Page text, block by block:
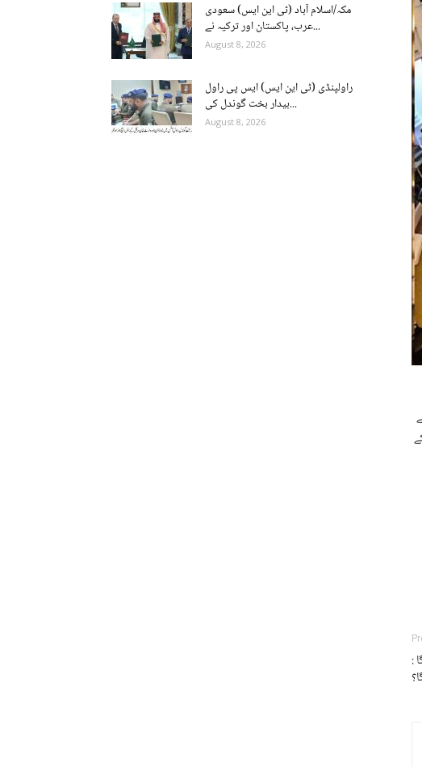
:
مکہ/اسلام آباد (ٹی این ایس) سعودی
عرب، پاکستان اور ترکیہ نے...
August 8, 2026
راولپنڈی (ٹی این ایس) ایس پی راول
بیدار بخت گوندل کی...
August 8, 2026